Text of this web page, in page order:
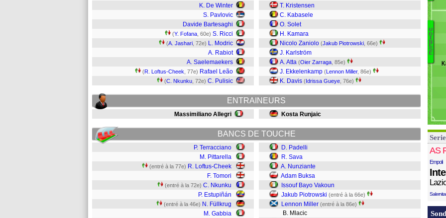
K. De Winter
S. Pavlovic
Davide Bartesaghi
(Y. Fofana , 60e) S. Ricci
(A. Jashari , 72e) L. Modric
A. Rabiot
A. Saelemaekers
(R. Loftus-Cheek , 77e) Rafael Leão
(C. Nkunku , 72e) C. Pulisic
T. Kristensen
C. Kabasele
O. Solet
H. Kamara
Nicolo Zaniolo (Jakub Piotrowski , 66e)
J. Karlström
A. Atta (Oier Zarraga , 85e)
J. Ekkelenkamp (Lennon Miller, 86e)
K. Davis (Idrissa Gueye , 76e)
ENTRAINEURS
Massimiliano Allegri Kosta Runjaic
BANCS DE TOUCHE
P. Terracciano
M. Pittarella
(entré à la 77e) R. Loftus-Cheek
F. Tomori
(entré à la 72e) C. Nkunku
P. Estupiñán
(entré à la 46e) N. Füllkrug
M. Gabbia
D. Padelli
R. Sava
A. Nunziante
Adam Buksa
Issouf Bayo Vakoun
Jakub Piotrowski (entré à la 66e)
Lennon Miller (entré à la 86e)
B. Mlacic
U
D
I
N
E
S
E
AS
Empoli